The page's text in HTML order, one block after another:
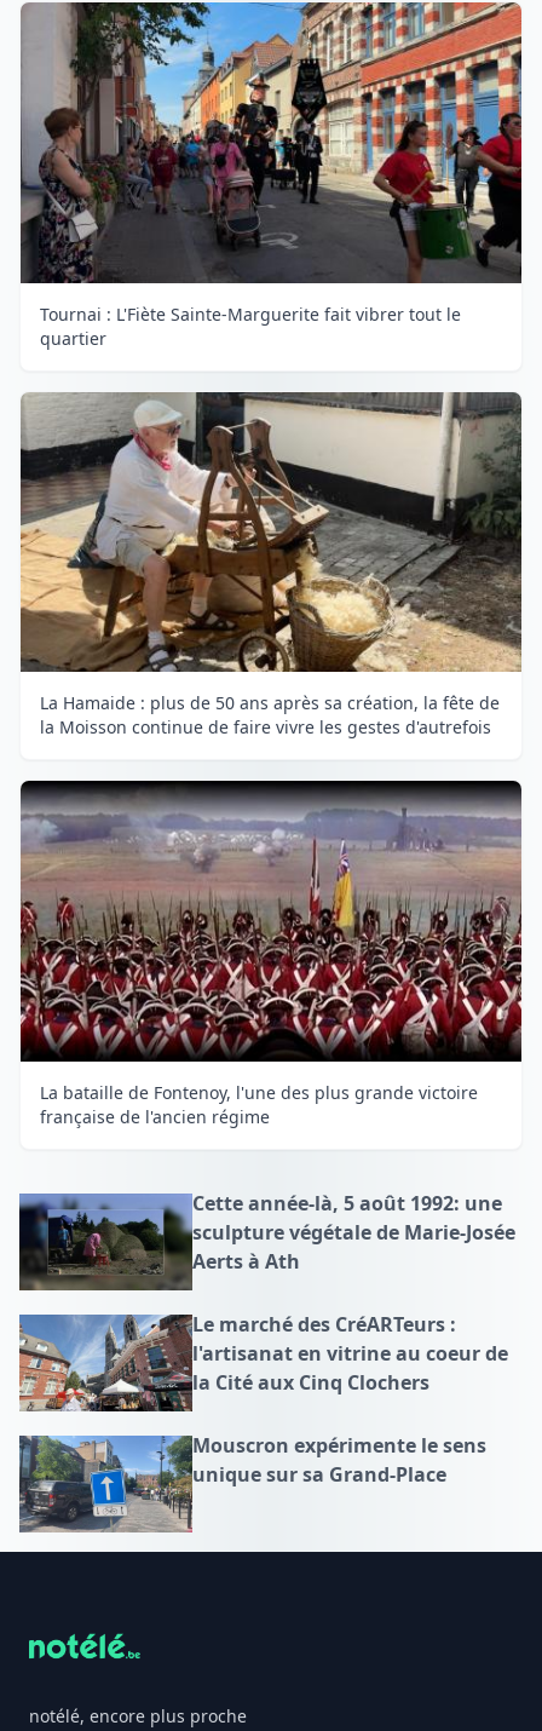
Tournai : L'Fiète Sainte-Marguerite fait vibrer tout le
quartier
La Hamaide : plus de 50 ans après sa création, la fête de
la Moisson continue de faire vivre les gestes d'autrefois
La bataille de Fontenoy, l'une des plus grande victoire
française de l'ancien régime
Cette année-là, 5 août 1992: une
sculpture végétale de Marie-Josée
Aerts à Ath
Le marché des CréARTeurs :
l'artisanat en vitrine au coeur de
la Cité aux Cinq Clochers
Mouscron expérimente le sens
unique sur sa Grand-Place
notélé, encore plus proche